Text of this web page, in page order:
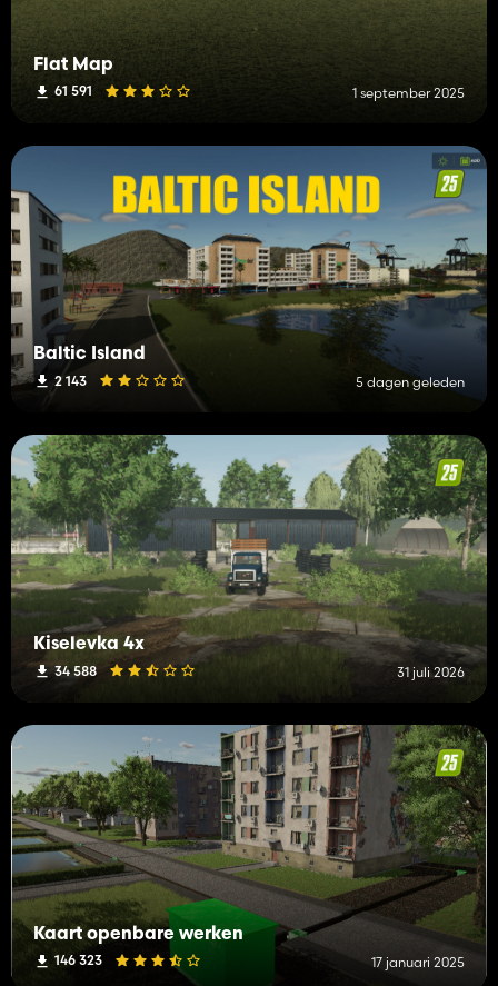
Flat Map
61 591 1 september 2025
Baltic Island
2 143 5 dagen geleden
Kiselevka 4x
34 588 31 juli 2026
Kaart openbare werken
146 323 17 januari 2025